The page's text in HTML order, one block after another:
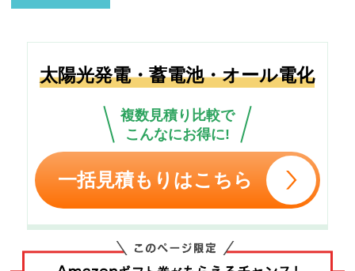
太陽光発電・蓄電池・オール電化
複数見積り比較で
こんなにお得に!
一括見積もりはこちら